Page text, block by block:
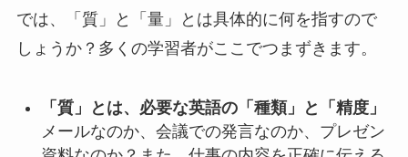
では、「質」と「量」とは具体的に何を指すので
しょうか？多くの学習者がここでつまずきます。
「質」とは、必要な英語の「種類」と「精度」
メールなのか、会議での発言なのか、プレゼン